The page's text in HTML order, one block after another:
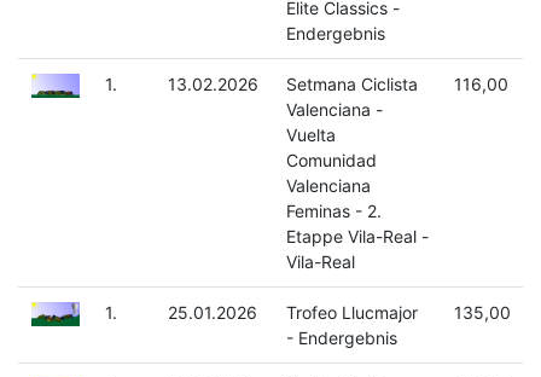
Elite Classics -
Endergebnis
1. 13.02.2026
Setmana Ciclista
Valenciana -
Vuelta
Comunidad
Valenciana
Feminas - 2.
Etappe Vila-Real -
Vila-Real
116,00
1. 25.01.2026
Trofeo Llucmajor
- Endergebnis
135,00